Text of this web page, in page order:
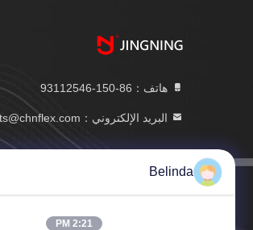
هاتف：86-150-93112546
البريد الإلكتروني：joints@chnflex.com
Belinda
2:21 PM